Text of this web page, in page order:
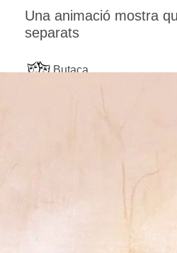
Una animació mostra
separats
Butaca